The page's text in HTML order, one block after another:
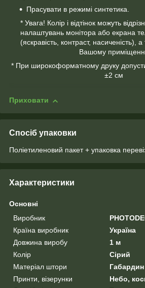
Прасувати в режимі синтетика.
* Увага! Колір і відтінок можуть
налаштувань монітора або екрана
(яскравість, контраст, насиченість),
Вашому
* При широкоформатному друку
±2 см
Приховати
Спосіб упаковки
Поліетиленовий пакет + упаковка
Характеристики
Основні
Виробник
Країна виробник
Україна
Довжина виробу
1 м
Колір
Сірий
Матеріал штори
Габардин
Принти, візерунки
Небо,